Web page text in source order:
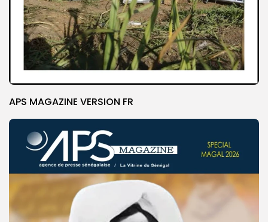
APS MAGAZINE VERSION FR